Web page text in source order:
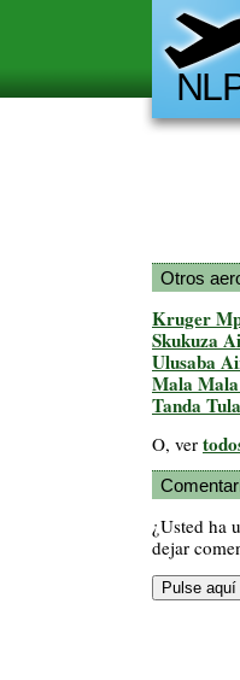
Otros
Kruger
Skukuza
Ulusaba
Mala
Tanda
O, ver
¿Usted ha
dejar